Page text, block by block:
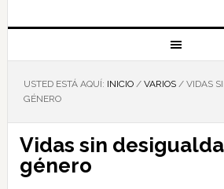
USTED ESTÁ AQUÍ: INICIO / VARIOS /VIDAS
GÉNERO
Vidas sin
género